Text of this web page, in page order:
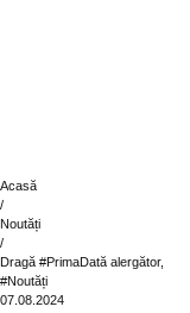
Acasă
/
Noutăți
/
Dragă #PrimaDată alergător,
#Noutăți
07.08.2024